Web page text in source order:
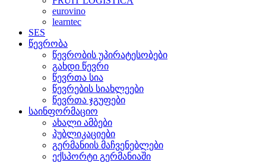
eurovino
learntec
SES
წევრობა
წევრობის უპირატესობები
გახდი წევრი
წევრთა სია
წევრების სიახლეები
წევრთა ჯგუფები
საინფორმაციო
ახალი ამბები
პუბლიკაციები
გერმანიის მაჩვენებლები
ექსპორტი გერმანიაში